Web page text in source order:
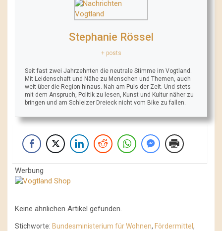
Stephanie Rössel
+ posts
Seit fast zwei Jahrzehnten die neutrale Stimme im Vogtland.
Mit Leidenschaft und Nähe zu Menschen und Themen, auch
weit über die Region hinaus. Nah am Puls der Zeit. Und stets
mit dem Anspruch, Politik zu lesen, Kunst und Kultur näher zu
bringen und am Schleizer Dreieck nicht vom Bike zu fallen.
Werbung
Keine ähnlichen Artikel gefunden.
Stichworte: Bundesministerium für Wohnen, Fördermittel ,